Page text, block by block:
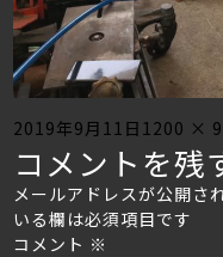
Posted
on
2019年9月11日 Full
size
1200 ×
コメントを残
メールアドレスが公開さ
いる欄は必須項目です
コメント ※